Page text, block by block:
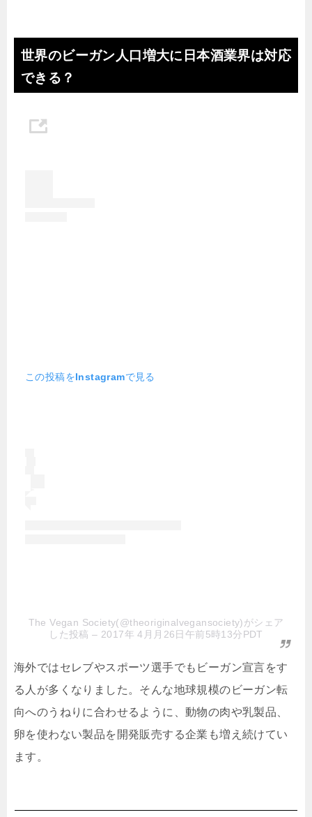
世界のビーガン人口増大に日本酒業界は対応
できる？
この投稿をInstagramで見る
The Vegan Society(@theoriginalvegansociety)がシェア
した投稿 – 2017年 4月月26日午前5時13分PDT
海外ではセレブやスポーツ選手でもビーガン宣言をす
る人が多くなりました。そんな地球規模のビーガン転
向へのうねりに合わせるように、動物の肉や乳製品、
卵を使わない製品を開発販売する企業も増え続けてい
ます。